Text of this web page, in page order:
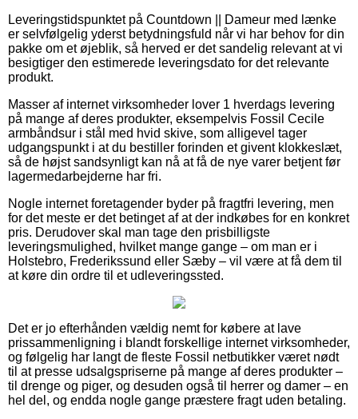
Leveringstidspunktet på Countdown || Dameur med lænke
er selvfølgelig yderst betydningsfuld når vi har behov for din
pakke om et øjeblik, så herved er det sandelig relevant at vi
besigtiger den estimerede leveringsdato for det relevante
produkt.
Masser af internet virksomheder lover 1 hverdags levering
på mange af deres produkter, eksempelvis Fossil Cecile
armbåndsur i stål med hvid skive, som alligevel tager
udgangspunkt i at du bestiller forinden et givent klokkeslæt,
så de højst sandsynligt kan nå at få de nye varer betjent før
lagermedarbejderne har fri.
Nogle internet foretagender byder på fragtfri levering, men
for det meste er det betinget af at der indkøbes for en konkret
pris. Derudover skal man tage den prisbilligste
leveringsmulighed, hvilket mange gange – om man er i
Holstebro, Frederikssund eller Sæby – vil være at få dem til
at køre din ordre til et udleveringssted.
Det er jo efterhånden vældig nemt for købere at lave
prissammenligning i blandt forskellige internet virksomheder,
og følgelig har langt de fleste Fossil netbutikker været nødt
til at presse udsalgspriserne på mange af deres produkter –
til drenge og piger, og desuden også til herrer og damer – en
hel del, og endda nogle gange præstere fragt uden betaling.